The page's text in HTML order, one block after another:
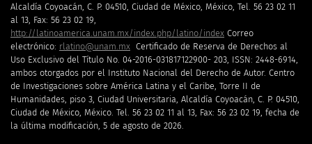
Alcaldía Coyoacán, C. P. 04510, Ciudad de México, México, Tel. 56 23 02 11
al 13, Fax: 56 23 02 19,
http://latinoamerica.unam.mx/index.php/latino/index Correo
electrónico: rlatino@unam.mx Certificado de Reserva de Derechos al
Uso Exclusivo del Título No. 04-2016-031817122900- 203, ISSN: 2448-6914,
ambos otorgados por el Instituto Nacional del Derecho de Autor. Centro
de Investigaciones sobre América Latina y el Caribe, Torre II de
Humanidades, piso 3, Ciudad Universitaria, Alcaldía Coyoacán, C. P. 04510,
Ciudad de México, México. Tel. 56 23 02 11 al 13, Fax: 56 23 02 19, fecha de
la última modificación, 5 de agosto de 2026.